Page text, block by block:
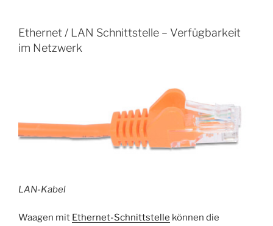
Ethernet / LAN Schnittstelle – Verfügbarkeit
im Netzwerk
LAN-Kabel
Waagen mit Ethernet-Schnittstelle können die